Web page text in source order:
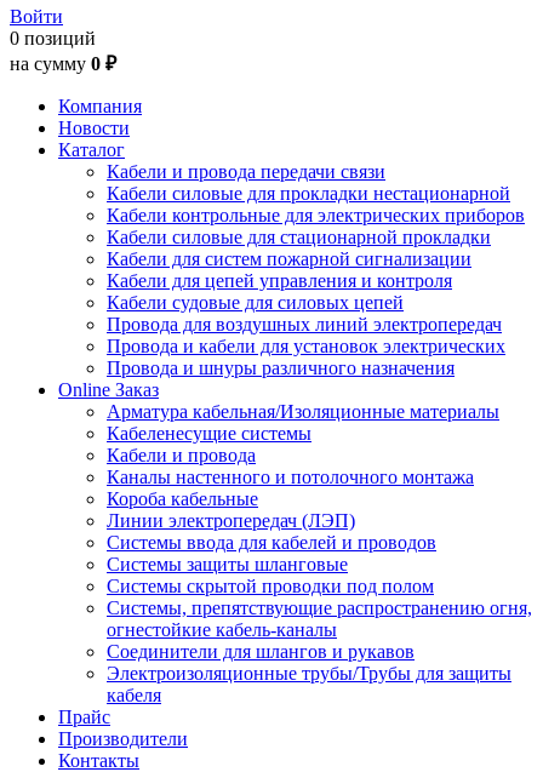
Войти
0 позиций
на сумму 0 ₽
Компания
Новости
Каталог
Кабели и провода передачи связи
Кабели силовые для прокладки нестационарной
Кабели контрольные для электрических приборов
Кабели силовые для стационарной прокладки
Кабели для систем пожарной сигнализации
Кабели для цепей управления и контроля
Кабели судовые для силовых цепей
Провода для воздушных линий электропередач
Провода и кабели для установок электрических
Провода и шнуры различного назначения
Online Заказ
Арматура кабельная/Изоляционные материалы
Кабеленесущие системы
Кабели и провода
Каналы настенного и потолочного монтажа
Короба кабельные
Линии электропередач (ЛЭП)
Системы ввода для кабелей и проводов
Системы защиты шланговые
Системы скрытой проводки под полом
Системы, препятствующие распространению огня,
огнестойкие кабель-каналы
Соединители для шлангов и рукавов
Электроизоляционные трубы/Трубы для защиты
кабеля
Прайс
Производители
Контакты